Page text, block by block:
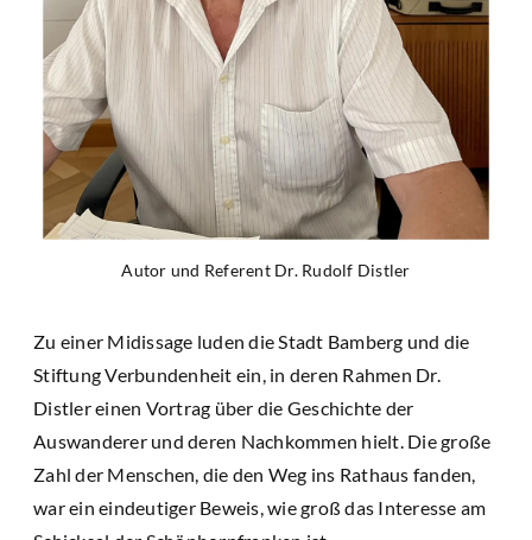
Autor und Referent Dr. Rudolf Distler
Zu einer Midissage luden die Stadt Bamberg und die
Stiftung Verbundenheit ein, in deren Rahmen Dr.
Distler einen Vortrag über die Geschichte der
Auswanderer und deren Nachkommen hielt. Die große
Zahl der Menschen, die den Weg ins Rathaus fanden,
war ein eindeutiger Beweis, wie groß das Interesse am